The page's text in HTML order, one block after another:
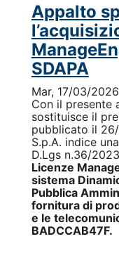
Appalto
SDAPA
Mar, 17/03/
Con il presente
sostituisce il
pubblicato il
S.p.A. indice
D.Lgs n.36/
Licenze
sistema
Pubblica
fornitura di
e le
BADCCAB47F.